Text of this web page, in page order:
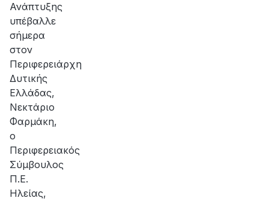
Ανάπτυξης
υπέβαλλε
σήμερα
στον
Περιφερειάρχη
Δυτικής
Ελλάδας,
Νεκτάριο
Φαρμάκη,
ο
Περιφερειακός
Σύμβουλος
Π.Ε.
Ηλείας,